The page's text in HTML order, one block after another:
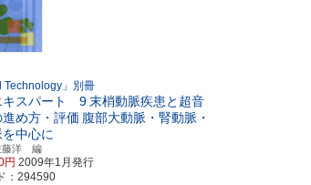
Technology」別冊
キスパート 9 末梢動脈疾患と超音
め方・評価 腹部大動脈・腎動脈・
中心に
藤洋 編
円 2009年1月発行
：294590